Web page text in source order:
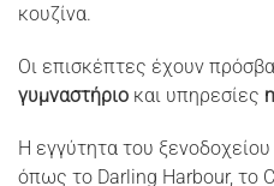
κουζίνα.
Οι επισκέπτες έχουν
γυμναστήριο και υπηρεσίες
Η εγγύτητα του
όπως το Darling Harbour, το